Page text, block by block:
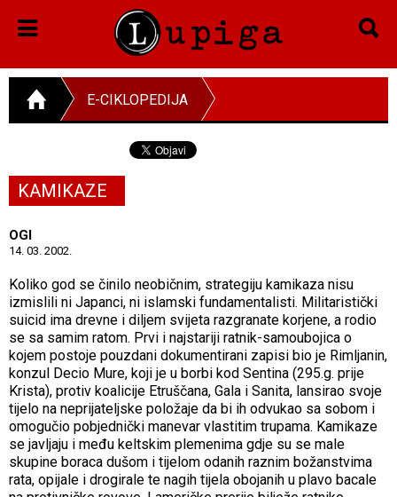
E-CIKLOPEDIJA
KAMIKAZE
OGI
14. 03. 2002.
Koliko god se činilo neobičnim, strategiju kamikaza nisu
izmislili ni Japanci, ni islamski fundamentalisti. Militaristički
suicid ima drevne i diljem svijeta razgranate korjene, a rodio
se sa samim ratom. Prvi i najstariji ratnik-samoubojica o
kojem postoje pouzdani dokumentirani zapisi bio je Rimljanin,
konzul Decio Mure, koji je u borbi kod Sentina (295.g. prije
Krista), protiv koalicije Etruščana, Gala i Sanita, lansirao svoje
tijelo na neprijateljske položaje da bi ih odvukao sa sobom i
omogučio pobjednički manevar vlastitim trupama. Kamikaze
se javljaju i među keltskim plemenima gdje su se male
skupine boraca dušom i tijelom odanih raznim božanstvima
rata, opijale i drogirale te nagih tijela obojanih u plavo bacale